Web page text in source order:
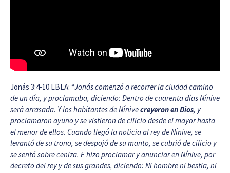
Jonás 3:4-10 LBLA: “Jonás comenzó a recorrer la ciudad camino
de un día, y proclamaba, diciendo: Dentro de cuarenta días Nínive
será arrasada. Y los habitantes de Nínivecreyeron en Dios, y
proclamaron ayuno y se vistieron de cilicio desde el mayor hasta
el menor de ellos. Cuando llegó la noticia al rey de Nínive, se
levantó de su trono, se despojó de su manto, se cubrió de cilicio y
se sentó sobre ceniza. E hizo proclamar y anunciar en Nínive, por
decreto del rey y de sus grandes, diciendo: Ni hombre ni bestia, ni